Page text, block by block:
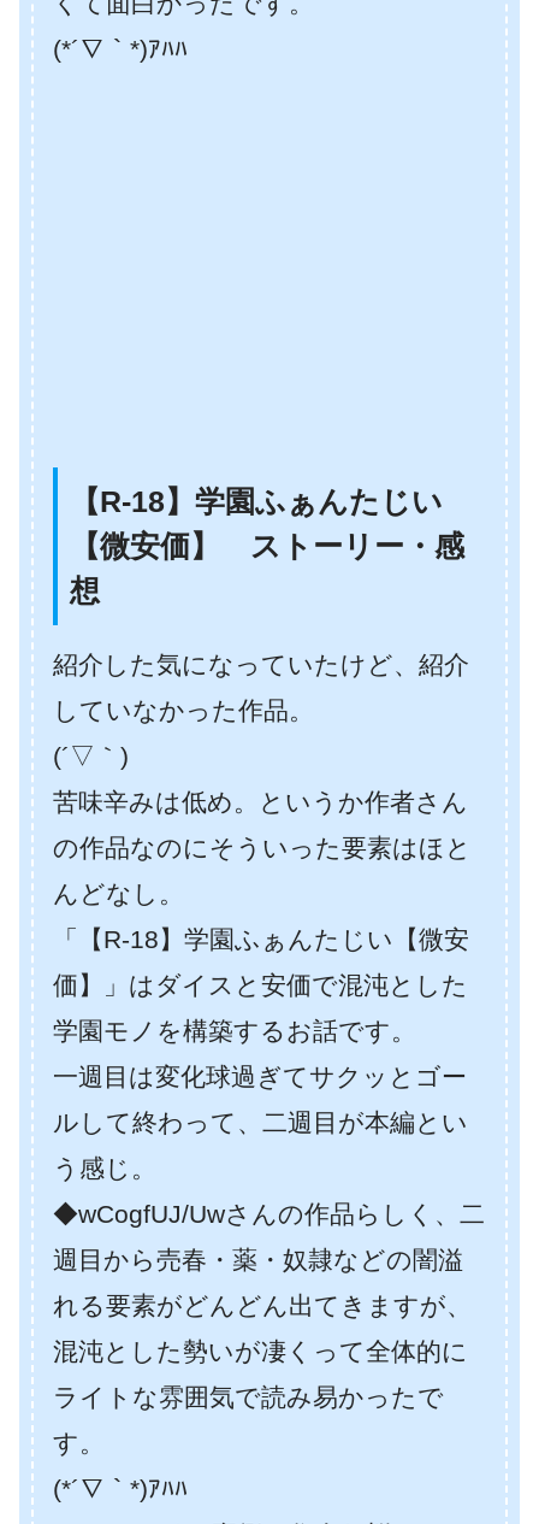
(*´∇｀*)ｱﾊﾊ
【R-18】学園ふぁんたじい
【微安価】 ストーリー・感
想
紹介した気になっていたけど、紹介
していなかった作品。
(´▽｀)
苦味辛みは低め。というか作者さん
の作品なのにそういった要素はほと
んどなし。
「【R-18】学園ふぁんたじい【微安
価】」はダイスと安価で混沌とした
学園モノを構築するお話です。
一週目は変化球過ぎてサクッとゴー
ルして終わって、二週目が本編とい
う感じ。
◆wCogfUJ/Uwさんの作品らしく、二
週目から売春・薬・奴隷などの闇溢
れる要素がどんどん出てきますが、
混沌とした勢いが凄くって全体的に
ライトな雰囲気で読み易かったで
す。
(*´∇｀*)ｱﾊﾊ